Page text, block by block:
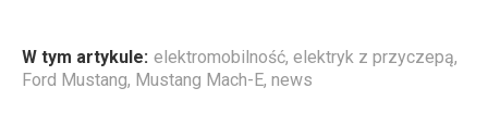
W tym artykule: elektromobilność, elektryk z przyczepą,
Ford Mustang, Mustang Mach-E, news